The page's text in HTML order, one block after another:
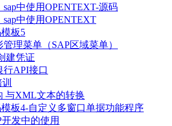
sap中使用OPENTEXT-源码
sap中使用OPENTEXT
板5
管理菜单（SAP区域菜单）
建凭证
行API接口
与XML文本的转换
板4-自定义多窗口单据功能程序
发中的使用